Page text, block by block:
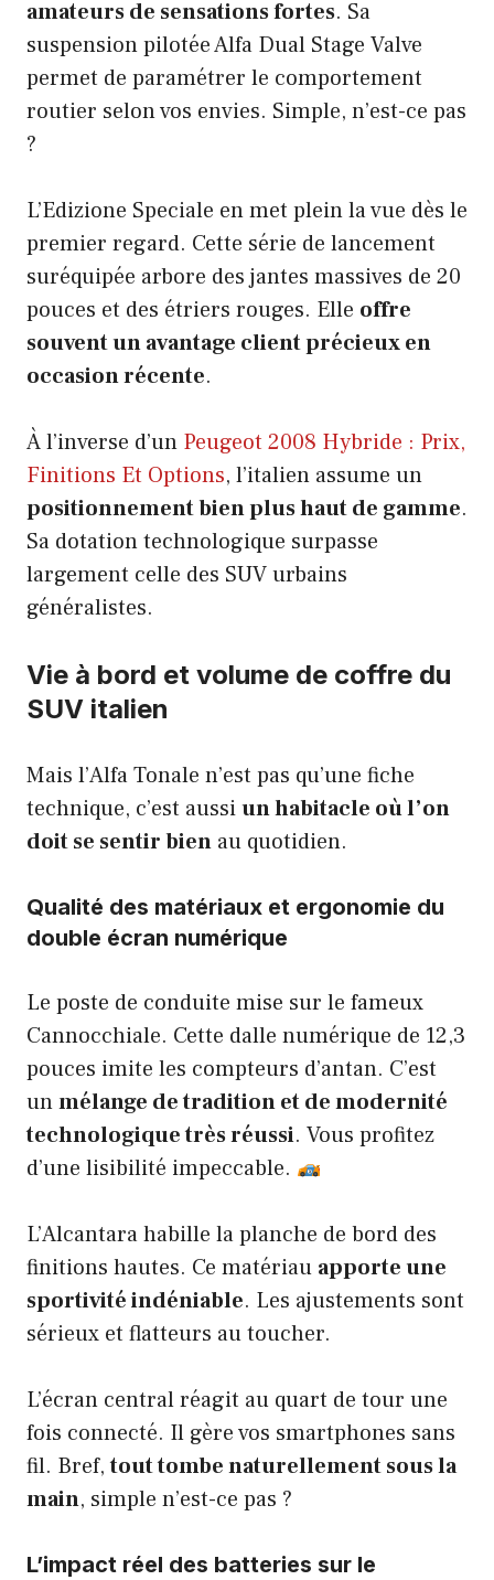
amateurs de sensations fortes. Sa
suspension pilotée Alfa Dual Stage Valve
permet de paramétrer le comportement
routier selon vos envies. Simple, n’est-ce pas
?
L’Edizione Speciale en met plein la vue dès le
premier regard. Cette série de lancement
suréquipée arbore des jantes massives de 20
pouces et des étriers rouges. Elle offre
souvent un avantage client précieux en
occasion récente.
À l’inverse d’un Peugeot 2008 Hybride : Prix,
Finitions Et Options, l’italien assume un
positionnement bien plus haut de gamme.
Sa dotation technologique surpasse
largement celle des SUV urbains
généralistes.
Vie à bord et volume de coffre du
SUV italien
Mais l’Alfa Tonale n’est pas qu’une fiche
technique, c’est aussiun habitacle où l’on
doit se sentir bien au quotidien.
Qualité des matériaux et ergonomie du
double écran numérique
Le poste de conduite mise sur le fameux
Cannocchiale. Cette dalle numérique de 12,3
pouces imite les compteurs d’antan. C’est
unmélange de tradition et de modernité
technologique très réussi. Vous profitez
d’une lisibilité impeccable.
L’Alcantara habille la planche de bord des
finitions hautes. Ce matériau apporte une
sportivité indéniable. Les ajustements sont
sérieux et flatteurs au toucher.
L’écran central réagit au quart de tour une
fois connecté. Il gère vos smartphones sans
fil. Bref,tout tombe naturellement sous la
main, simple n’est-ce pas ?
L’impact réel des batteries sur le